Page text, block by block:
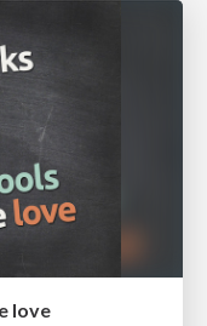
love